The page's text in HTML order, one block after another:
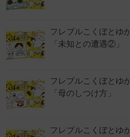
フレブルこくぼとゆ
「未知との遭遇②」
フレブルこくぼとゆ
「母のしつけ方」
フレブルこくぼとゆ